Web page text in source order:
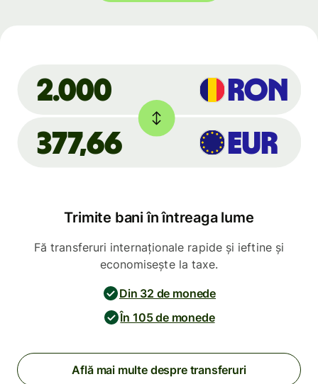
RON
2.000
377,66
EUR
Trimite bani în întreaga lume
Fă transferuri internaționale rapide și ieftine și
economisește la taxe.
Din 32 de monede
În 105 de monede
Află mai multe despre transferuri